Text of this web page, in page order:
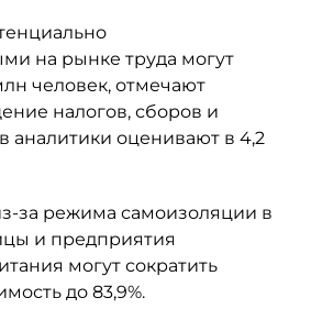
на рынке труда могут
человек, отмечают
налогов, сборов и
аналитики оценивают в 4,2
за режима самоизоляции в
и предприятия
могут сократить
до 83,9%.